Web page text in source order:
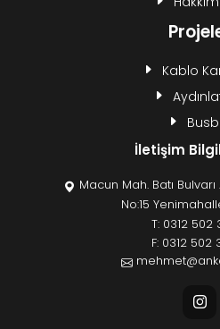
Kablo
İletişim
Macun Mah. Batı
No:15
T: 0312 502
F: 0312 502